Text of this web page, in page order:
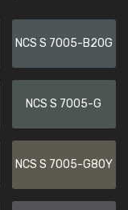
NCS S 7005-B20G
NCS S 7005-G
NCS S 7005-G80Y